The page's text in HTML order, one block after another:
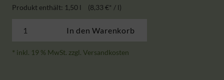
Produkt enthält: 1,50 l 8,33 € / l
Duo
In den Warenkorb
* inkl. 19 % MwSt. zzgl.Versandkosten